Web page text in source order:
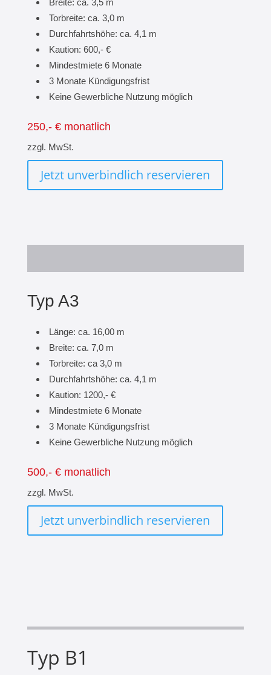
Breite: ca. 3,5 m
Torbreite: ca. 3,0 m
Durchfahrtshöhe: ca. 4,1 m
Kaution: 600,- €
Mindestmiete 6 Monate
3 Monate Kündigungsfrist
Keine Gewerbliche Nutzung möglich
250,- € monatlich
zzgl. MwSt.
Jetzt unverbindlich reservieren
Typ A3
Länge: ca. 16,00 m
Breite: ca. 7,0 m
Torbreite: ca 3,0 m
Durchfahrtshöhe: ca. 4,1 m
Kaution: 1200,- €
Mindestmiete 6 Monate
3 Monate Kündigungsfrist
Keine Gewerbliche Nutzung möglich
500,- € monatlich
zzgl. MwSt.
Jetzt unverbindlich reservieren
Typ B1